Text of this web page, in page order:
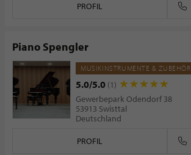
PROFIL
Piano Spengler
MUSIKINSTRUMENTE & ZUBEHÖR
5.0/5.0 (1)
Gewerbepark Odendorf 38
53913 Swisttal
Deutschland
PROFIL